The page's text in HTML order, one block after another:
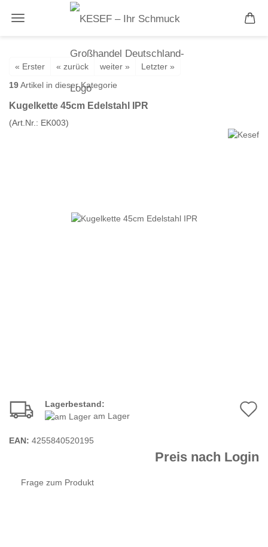
« Erster « zurück weiter »
Letzter »
19Artikel in dieser Kategorie
Kugelkette 45cm Edelstahl IPR
(Art.Nr.: EK003)
Lagerbestand:
am Lager
EAN: 4255840520195
Preis nach Login
Frage zum Produkt